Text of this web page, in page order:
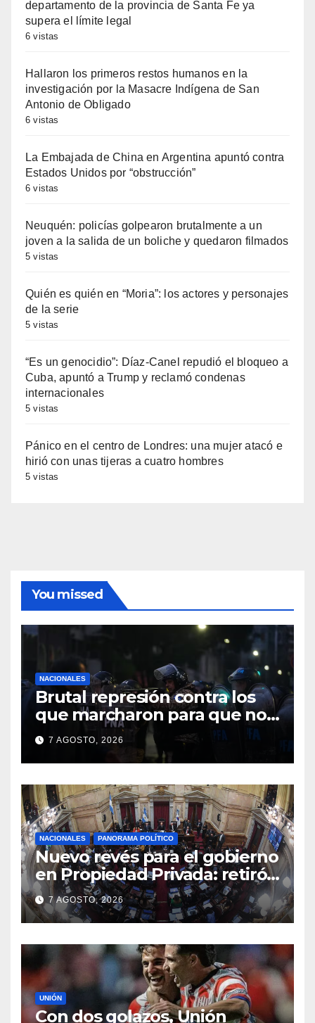
departamento de la provincia de Santa Fe ya
supera el límite legal
6 vistas
Hallaron los primeros restos humanos en la
investigación por la Masacre Indígena de San
Antonio de Obligado
6 vistas
La Embajada de China en Argentina apuntó contra
Estados Unidos por “obstrucción”
6 vistas
Neuquén: policías golpearon brutalmente a un
joven a la salida de un boliche y quedaron filmados
5 vistas
Quién es quién en “Moria”: los actores y personajes
de la serie
5 vistas
“Es un genocidio”: Díaz-Canel repudió el bloqueo a
Cuba, apuntó a Trump y reclamó condenas
internacionales
5 vistas
Pánico en el centro de Londres: una mujer atacó e
hirió con unas tijeras a cuatro hombres
5 vistas
You missed
NACIONALES
Brutal represión contra los
que marcharon para que no
se venda la patria
7 AGOSTO, 2026
NACIONALES PANORAMA POLÍTICO
Nuevo revés para el gobierno
en Propiedad Privada: retiró
el capítulo que pretendía
modificar la Ley de Manejo
del Fuego
7 AGOSTO, 2026
UNIÓN
Con dos golazos, Unión